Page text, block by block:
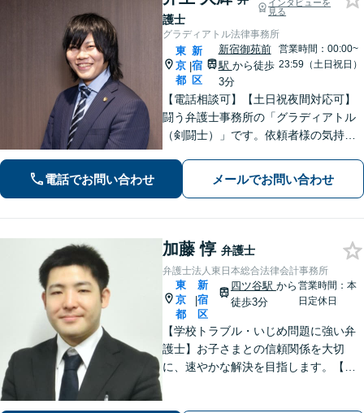
護士
インタビューを
見る
グラディアトル法律事務所
東
京
都
|
新
宿
区
新宿御苑前
駅 から徒歩
3分
営業時間：00:00~
23:59（土日祝日）
【電話相談可】【土日祝夜間対応可】
闘う弁護士事務所の「グラディアトル
（剣闘士）」です。依頼者様の気持ち
確固たるスタイルを貫きます。離婚・
刑事事件・相続など何でもご相談くだ
電話でお問い合わせ メールでお問い合わせ
加藤 惇 弁護士
弁護士法人東日本総合法律会計事務所
東
京
都
|
新
宿
区
四ツ谷駅 から
徒歩3分
営業時間：本
日定休日
【学校トラブル・いじめ問題に強い弁
護士】お子さまとの信頼関係を大切
に、速やかな解決を目指します。【電